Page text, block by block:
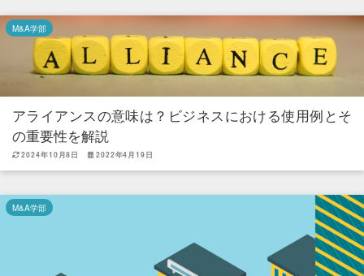
M&A学部
アライアンスの意味は？ビジネスにおける使用例とそ
の重要性を解説
2024年10月8日 2022年4月19日
M&A学部